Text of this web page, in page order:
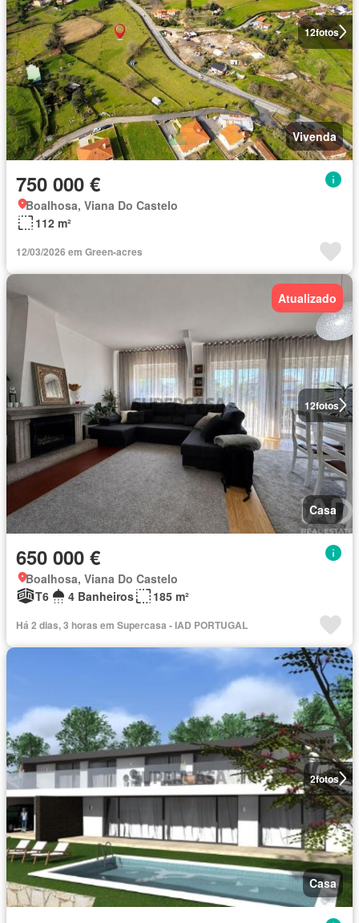
12fotos
Vivenda
750 000 €
Boalhosa, Viana Do Castelo
112 m²
12/03/2026 em Green-acres
12fotos
Atualizado
Casa
650 000 €
Boalhosa, Viana Do Castelo
T6
4 Banheiros 185 m²
Há 2 dias, 3 horas em Supercasa - IAD PORTUGAL
2fotos
Casa